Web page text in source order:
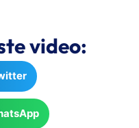
video: